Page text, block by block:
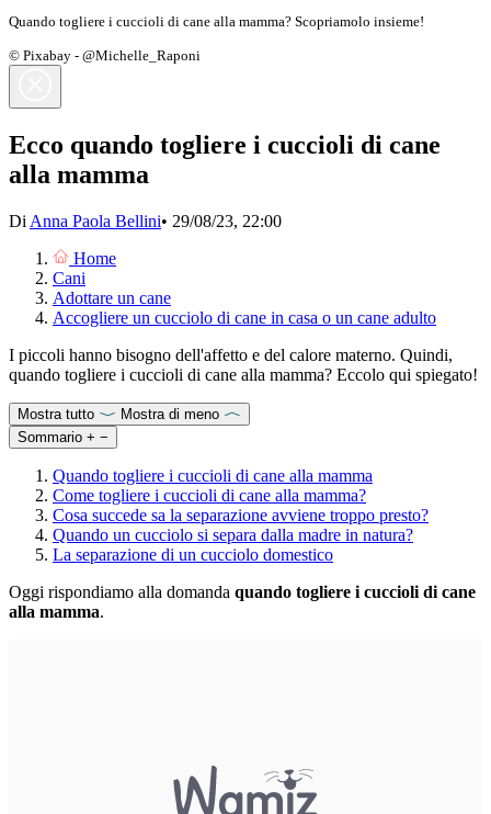
Quando togliere i cuccioli di cane alla mamma? Scopriamolo insieme!
© Pixabay - @Michelle_Raponi
Ecco quando togliere i cuccioli di cane
alla mamma
Di Anna Paola Bellini• 29/08/23, 22:00
Home
Cani
Adottare un cane
Accogliere un cucciolo di cane in casa o un cane adulto
I piccoli hanno bisogno dell'affetto e del calore materno. Quindi,
quando togliere i cuccioli di cane alla mamma? Eccolo qui spiegato!
Mostra tutto
Mostra di meno
Sommario + −
Quando togliere i cuccioli di cane alla mamma
Come togliere i cuccioli di cane alla mamma?
Cosa succede sa la separazione avviene troppo presto?
Quando un cucciolo si separa dalla madre in natura?
La separazione di un cucciolo domestico
Oggi rispondiamo alla domanda quando togliere i cuccioli di cane
alla mamma.